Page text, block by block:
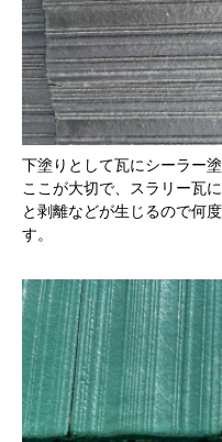
下塗りとして瓦にシーラー塗
ここが大切で、スラリー瓦
と剥離などが生じるので何
す。